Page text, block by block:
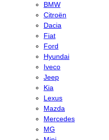
BMW
Citroën
Dacia
Fiat
Ford
Hyundai
Iveco
Jeep
Kia
Lexus
Mazda
Mercedes
MG